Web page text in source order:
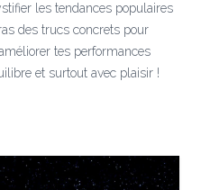
les tendances populaires
des trucs concrets pour
tes performances
et surtout avec plaisir !